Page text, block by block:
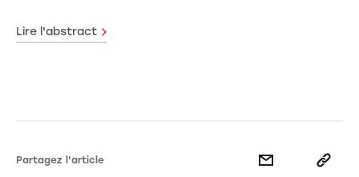
Lire l'abstract
Partagez l'article